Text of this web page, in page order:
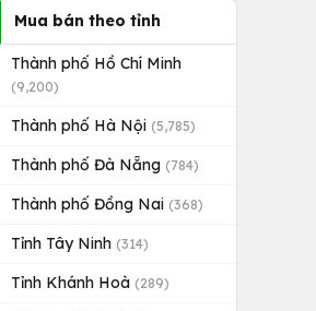
Mua bán theo tỉnh
Thành phố Hồ Chí Minh
(9,200)
Thành phố Hà Nội (5,785)
Thành phố Đà Nẵng (784)
Thành phố Đồng Nai (368)
Tỉnh Tây Ninh (314)
Tỉnh Khánh Hoà (289)